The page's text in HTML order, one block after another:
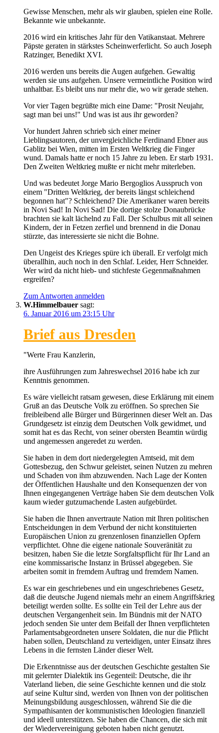
Gewisse Menschen, mehr als wir glauben, spielen eine Rolle.
Bekannte wie unbekannte.
2016 wird ein kritisches Jahr für den Vatikanstaat. Mehrere
Päpste geraten in stärkstes Scheinwerferlicht. So auch Joseph
Ratzinger, Benedikt XVI.
2016 werden uns bereits die Augen aufgehen. Gewaltig
werden sie uns aufgehen. Unsere vermeintliche Position wird
unhaltbar. Es bleibt uns nur mehr die, wo wir gerade stehen.
Vor vier Tagen begrüßte mich eine Dame: "Prosit Neujahr,
sagt man bei uns!" Und was ist aus ihr geworden?
Vor hundert Jahren schrieb sich einer meiner
Lieblingsautoren, der unvergleichliche Ferdinand Ebner aus
Gablitz bei Wien, mitten im Ersten Weltkrieg die Finger
wund. Damals hatte er noch 15 Jahre zu leben. Er starb 1931.
Den Zweiten Weltkrieg mußte er nicht mehr miterleben.
Und was bedeutet Jorge Mario Bergoglios Ausspruch von
einem "Dritten Weltkrieg, der bereits längst schleichend
begonnen hat"? Schleichend? Die Amerikaner waren bereits
in Novi Sad! In Novi Sad! Die dortige stolze Donaubrücke
brachten sie kalt lächelnd zu Fall. Der Schulbus mit all seinen
Kindern, der in Fetzen zerfiel und brennend in die Donau
stürzte, das interessierte sie nicht die Bohne.
Den Ungeist des Krieges spüre ich überall. Er verfolgt mich
überallhin, auch noch in den Schlaf. Leider, Herr Schneider.
Wer wird da nicht hieb- und stichfeste Gegenmaßnahmen
ergreifen?
Zum Antworten anmelden
W.Himmelbauer sagt:
6. Januar 2016 um 23:15 Uhr
Brief aus Dresden
"Werte Frau Kanzlerin,
ihre Ausführungen zum Jahreswechsel 2016 habe ich zur
Kenntnis genommen.
Es wäre vielleicht ratsam gewesen, diese Erklärung mit einem
Gruß an das Deutsche Volk zu eröffnen. So sprechen Sie
freibleibend alle Bürger und Bürgerinnen dieser Welt an. Das
Grundgesetz ist einzig dem Deutschen Volk gewidmet, und
somit hat es das Recht, von seiner obersten Beamtin würdig
und angemessen angeredet zu werden.
Sie haben in dem dort niedergelegten Amtseid, mit dem
Gottesbezug, den Schwur geleistet, seinen Nutzen zu mehren
und Schaden von ihm abzuwenden. Nach Lage der Konten
der Öffentlichen Haushalte und den Konsequenzen der von
Ihnen eingegangenen Verträge haben Sie dem deutschen Volk
kaum wieder gutzumachende Lasten aufgebürdet.
Sie haben die Ihnen anvertraute Nation mit Ihren politischen
Entscheidungen in dem Verbund der nicht konstituierten
Europäischen Union zu grenzenlosen finanziellen Opfern
verpflichtet. Ohne die eigene nationale Souveränität zu
besitzen, haben Sie die letzte Sorgfaltspflicht für Ihr Land an
eine kommissarische Instanz in Brüssel abgegeben. Sie
arbeiten somit in fremdem Auftrag und fremdem Namen.
Es war ein geschriebenes und ein ungeschriebenes Gesetz,
daß die deutsche Jugend niemals mehr an einem Angriffskrieg
beteiligt werden sollte. Es sollte ein Teil der Lehre aus der
deutschen Vergangenheit sein. Im Bündnis mit der NATO
jedoch senden Sie unter dem Beifall der Ihnen verpflichteten
Parlamentsabgeordneten unsere Soldaten, die nur die Pflicht
haben sollen, Deutschland zu verteidigen, unter Einsatz ihres
Lebens in die fernsten Länder dieser Welt.
Die Erkenntnisse aus der deutschen Geschichte gestalten Sie
mit gelernter Dialektik ins Gegenteil: Deutsche, die ihr
Vaterland lieben, die seine Geschichte kennen und die stolz
auf seine Kultur sind, werden von Ihnen von der politischen
Meinungsbildung ausgeschlossen, während Sie die die
Sympathisanten der kommunistischen Ideologien finanziell
und ideell unterstützen. Sie haben die Chancen, die sich mit
der Wiedervereinigung geboten haben nicht genutzt.